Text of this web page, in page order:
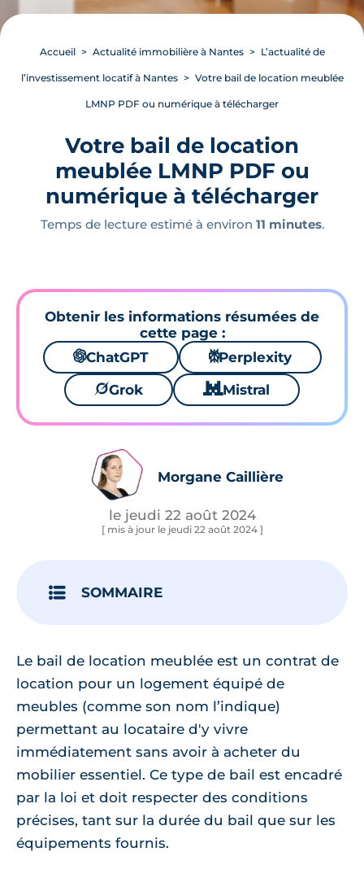
Accueil Actualité immobilière à Nantes L’actualité de
l’investissement locatif à Nantes Votre bail de location meublée
LMNP PDF ou numérique à télécharger
Votre bail de location
meublée LMNP PDF ou
numérique à télécharger
Temps de lecture estimé à environ 11 minutes.
Obtenir les informations résumées de
cette page :
🌌ChatGPT ⚙Perplexity
🪐Grok 🐱 Mistral
Morgane Caillière
le jeudi 22 août 2024
[ mis à jour le jeudi 22 août 2024 ]
SOMMAIRE
Le bail de location meublée est un contrat de
location pour un logement équipé de
meubles (comme son nom l’indique)
permettant au locataire d'y vivre
immédiatement sans avoir à acheter du
mobilier essentiel. Ce type de bail est encadré
par la loi et doit respecter des conditions
précises, tant sur la durée du bail que sur les
équipements fournis.